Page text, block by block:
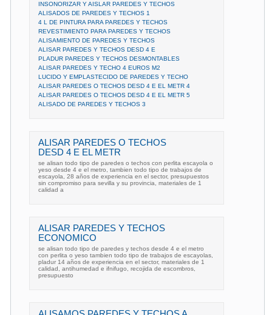
INSONORIZAR Y AISLAR PAREDES Y TECHOS
ALISADOS DE PAREDES Y TECHOS 1
4 L DE PINTURA PARA PAREDES Y TECHOS
REVESTIMIENTO PARA PAREDES Y TECHOS
ALISAMIENTO DE PAREDES Y TECHOS
ALISAR PAREDES Y TECHOS DESD 4 E
PLADUR PAREDES Y TECHOS DESMONTABLES
ALISAR PAREDES Y TECHO 4 EUROS M2
LUCIDO Y EMPLASTECIDO DE PAREDES Y TECHO
ALISAR PAREDES O TECHOS DESD 4 E EL METR 4
ALISAR PAREDES O TECHOS DESD 4 E EL METR 5
ALISADO DE PAREDES Y TECHOS 3
ALISAR PAREDES O TECHOS
DESD 4 E EL METR
se alisan todo tipo de paredes o techos con perlita escayola o
yeso desde 4 e el metro, tambien todo tipo de trabajos de
escayola, 28 años de experiencia en el sector, presupuestos
sin compromiso para sevilla y su provincia, materiales de 1
calidad a
ALISAR PAREDES Y TECHOS
ECONOMICO
se alisan todo tipo de paredes y techos desde 4 e el metro
con perlita o yeso tambien todo tipo de trabajos de escayolas,
pladur 14 años de experiencia en el sector, materiales de 1
calidad, antihumedad e ifnifugo, recojida de escombros,
presupuesto